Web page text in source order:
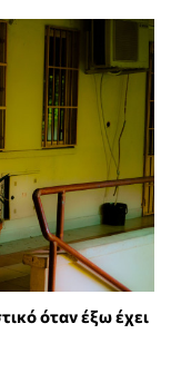
όταν έξω έχει